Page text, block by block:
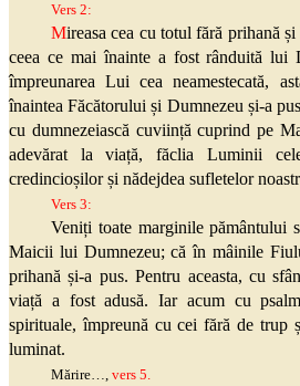
Vers 2:
Mireasa cea cu totul fără prihană
ceea ce mai înainte a fost rânduită lui
împreunarea Lui cea neamestecată,
înaintea Făcătorului și Dumnezeu și-a
cu dumnezeiască cuviință cuprind pe
adevărat la viață, făclia Luminii
credincioșilor și nădejdea sufletelor
Vers 3:
Veniți toate marginile pământului
Maicii lui Dumnezeu; că în mâinile
prihană și-a pus. Pentru aceasta, cu
viață a fost adusă. Iar acum cu
spirituale, împreună cu cei fără de trup
luminat.
Mărire…, vers 5.